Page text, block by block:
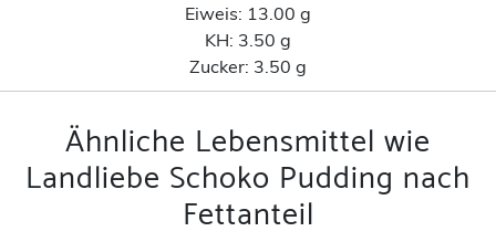
Eiweis: 13.00 g
KH: 3.50 g
Zucker: 3.50 g
Ähnliche Lebensmittel wie
Landliebe Schoko Pudding nach
Fettanteil